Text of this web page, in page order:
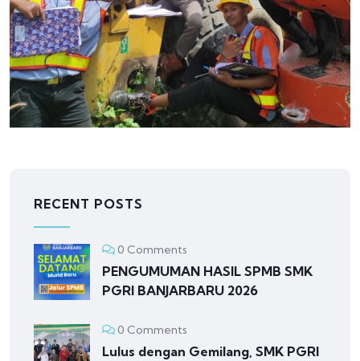
RECENT POSTS
0 Comments
PENGUMUMAN HASIL SPMB SMK
PGRI BANJARBARU 2026
0 Comments
Lulus dengan Gemilang, SMK PGRI